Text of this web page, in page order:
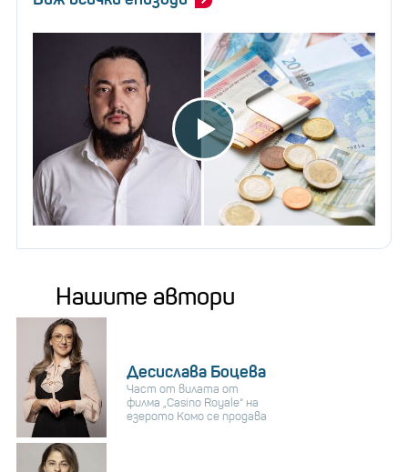
Нашите автори
Десислава Боцева
Част от вилата от
филма „Casino Royale“ на
езерото Комо се продава